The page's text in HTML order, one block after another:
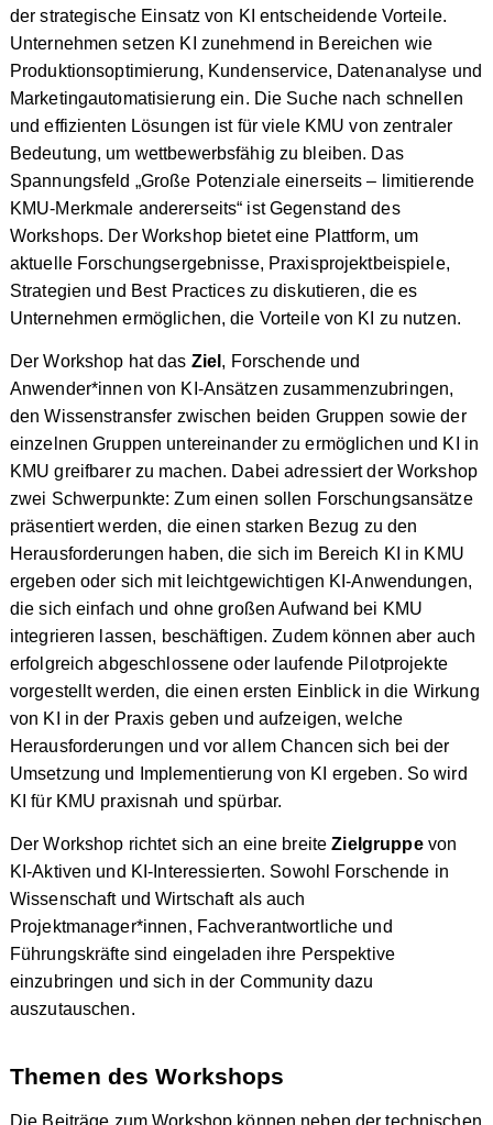
der strategische Einsatz von KI entscheidende Vorteile.
Unternehmen setzen KI zunehmend in Bereichen wie
Produktionsoptimierung, Kundenservice, Datenanalyse und
Marketingautomatisierung ein. Die Suche nach schnellen
und effizienten Lösungen ist für viele KMU von zentraler
Bedeutung, um wettbewerbsfähig zu bleiben. Das
Spannungsfeld „Große Potenziale einerseits – limitierende
KMU-Merkmale andererseits“ ist Gegenstand des
Workshops. Der Workshop bietet eine Plattform, um
aktuelle Forschungsergebnisse, Praxisprojektbeispiele,
Strategien und Best Practices zu diskutieren, die es
Unternehmen ermöglichen, die Vorteile von KI zu nutzen.
Der Workshop hat das Ziel , Forschende und
Anwender*innen von KI-Ansätzen zusammenzubringen,
den Wissenstransfer zwischen beiden Gruppen sowie der
einzelnen Gruppen untereinander zu ermöglichen und KI in
KMU greifbarer zu machen. Dabei adressiert der Workshop
zwei Schwerpunkte: Zum einen sollen Forschungsansätze
präsentiert werden, die einen starken Bezug zu den
Herausforderungen haben, die sich im Bereich KI in KMU
ergeben oder sich mit leichtgewichtigen KI-Anwendungen,
die sich einfach und ohne großen Aufwand bei KMU
integrieren lassen, beschäftigen. Zudem können aber auch
erfolgreich abgeschlossene oder laufende Pilotprojekte
vorgestellt werden, die einen ersten Einblick in die Wirkung
von KI in der Praxis geben und aufzeigen, welche
Herausforderungen und vor allem Chancen sich bei der
Umsetzung und Implementierung von KI ergeben. So wird
KI für KMU praxisnah und spürbar.
Der Workshop richtet sich an eine breiteZielgruppevon
KI-Aktiven und KI-Interessierten. Sowohl Forschende in
Wissenschaft und Wirtschaft als auch
Projektmanager*innen, Fachverantwortliche und
Führungskräfte sind eingeladen ihre Perspektive
einzubringen und sich in der Community dazu
auszutauschen.
Themen des Workshops